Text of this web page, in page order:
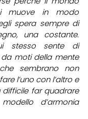
muove in modo
spera sempre di
una costante.
stesso sente di
moti della mente
sembrano non
l’uno con l’altro e
far quadrare
d’armonia